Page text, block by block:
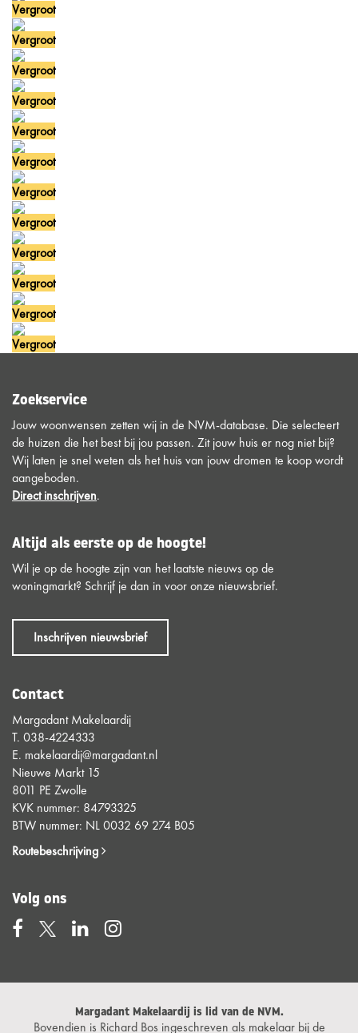
Vergroot
Vergroot
Vergroot
Vergroot
Vergroot
Vergroot
Vergroot
Vergroot
Vergroot
Vergroot
Vergroot
Vergroot
Zoekservice
Jouw woonwensen zetten wij in de NVM-database. Die selecteert
de huizen die het best bij jou passen. Zit jouw huis er nog niet bij?
Wij laten je snel weten als het huis van jouw dromen te koop wordt
aangeboden.
Direct inschrijven.
Altijd als eerste op de hoogte!
Wil je op de hoogte zijn van het laatste nieuws op de
woningmarkt? Schrijf je dan in voor onze nieuwsbrief.
Inschrijven nieuwsbrief
Contact
Margadant Makelaardij
T. 038-4224333
E. makelaardij@margadant.nl
Nieuwe Markt 15
8011 PE Zwolle
KVK nummer: 84793325
BTW nummer: NL 0032 69 274 B05
Routebeschrijving
Volg ons
Margadant Makelaardij is lid van de NVM.
Bovendien is Richard Bos ingeschreven als makelaar bij de